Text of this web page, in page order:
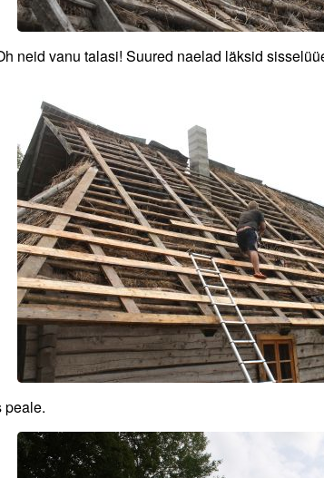
neid vanu talasi! Suured naelad läksid
peale.